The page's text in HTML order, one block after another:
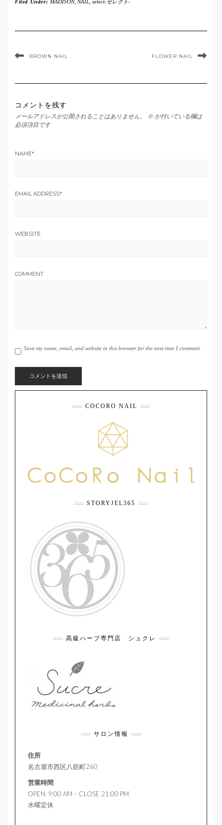
Filed Under: MADISON, NAIL, select-セレクト-
BROWN NAIL FLOWER NAIL
コメントを残す
メールアドレスが公開されることはありません。 ※ が付いている欄は
必須項目です
NAME*
EMAIL ADDRESS*
WEBSITE
COMMENT
Save my name, email, and website in this browser for the next time I comment.
COCORO NAIL
STORYJEL365
高級ハーブ専門店 シュクレ
サロン情報
住所
名古屋市西区八筋町260
営業時間
OPEN: 9:00 AM – CLOSE 21:00 PM
水曜定休